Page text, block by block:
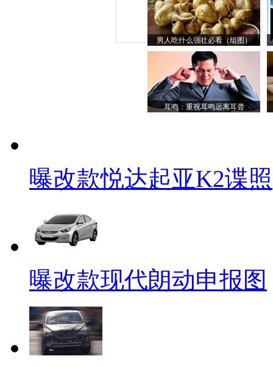
男人吃什么强壮必看（组图）
耳鸣：重视耳鸣远离耳聋
曝改款悦达起亚K2谍照
曝改款现代朗动申报图